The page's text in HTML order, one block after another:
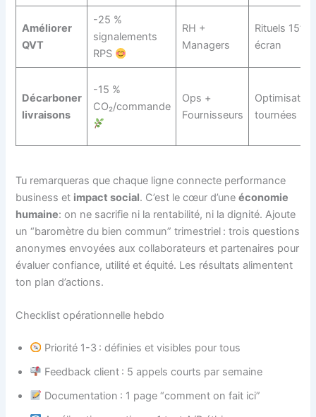
Améliorer
QVT
-25 %
signalements
RPS
RH +
Managers
Rituels 15’
écran
Décarboner
livraisons
-15 %
CO₂/commande
Ops +
Fournisseurs
Optimisation
tournées
Tu remarqueras que chaque ligne connecte performance
business et impact social. C’est le cœur d’uneéconomie
humaine: on ne sacrifie ni la rentabilité, ni la dignité. Ajoute
un “baromètre du bien commun” trimestriel : trois questions
anonymes envoyées aux collaborateurs et partenaires pour
évaluer confiance, utilité et équité. Les résultats alimentent
ton plan d’actions.
Checklist opérationnelle hebdo
Priorité 1-3 : définies et visibles pour tous
Feedback client : 5 appels courts par semaine
Documentation : 1 page “comment on fait ici”